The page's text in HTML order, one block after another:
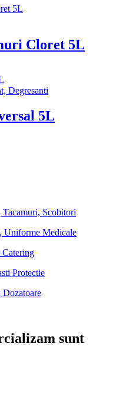
Cloret 5L
Degresanti
5L
Tacamuri, Scobitori
Uniforme Medicale
Catering
Protectie
Dozatoare
sunt